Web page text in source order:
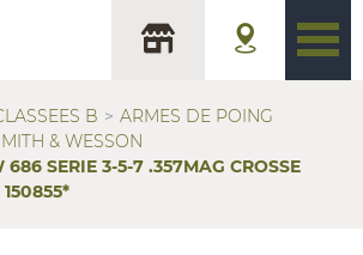
B
ARMES DE POING
& WESSON
686 SERIE 3-5-7 .357MAG CROSSE